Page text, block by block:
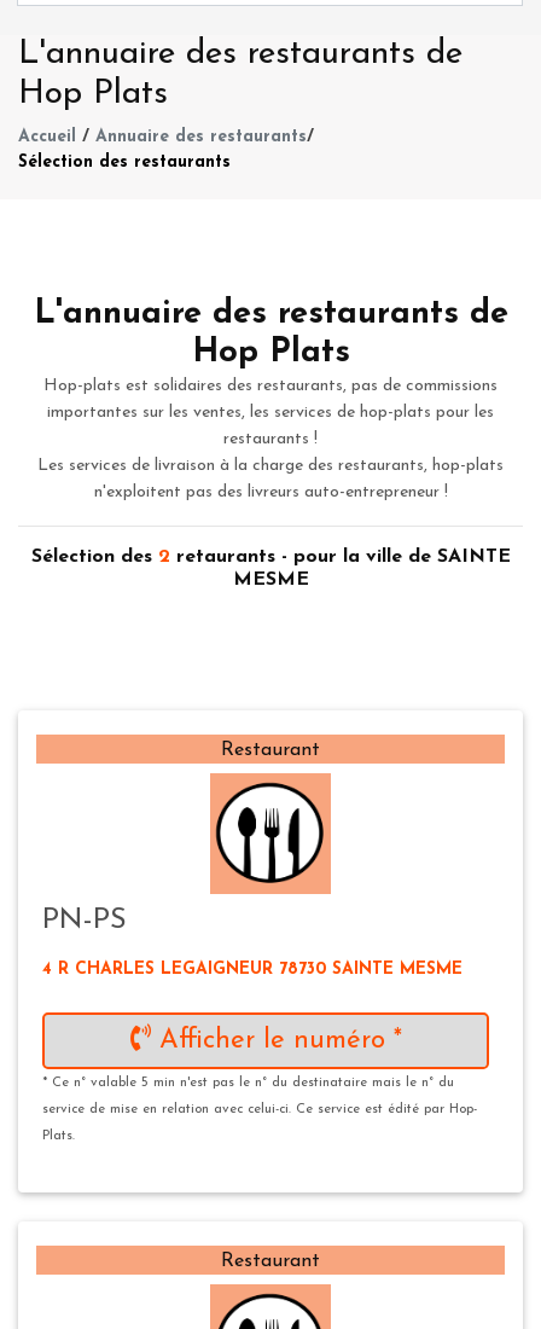
L'annuaire des restaurants de
Hop Plats
Accueil / Annuaire des restaurants/
Sélection des restaurants
L'annuaire des restaurants de
Hop Plats
Hop-plats est solidaires des restaurants, pas de commissions
importantes sur les ventes, les services de hop-plats pour les
restaurants !
Les services de livraison à la charge des restaurants, hop-plats
n'exploitent pas des livreurs auto-entrepreneur !
Sélection des 2 retaurants - pour la ville de SAINTE
MESME
Restaurant
PN-PS
4 R CHARLES LEGAIGNEUR 78730 SAINTE MESME
Afficher le numéro *
* Ce n° valable 5 min n'est pas le n° du destinataire mais le n° du
service de mise en relation avec celui-ci. Ce service est édité par Hop-
Plats.
Restaurant